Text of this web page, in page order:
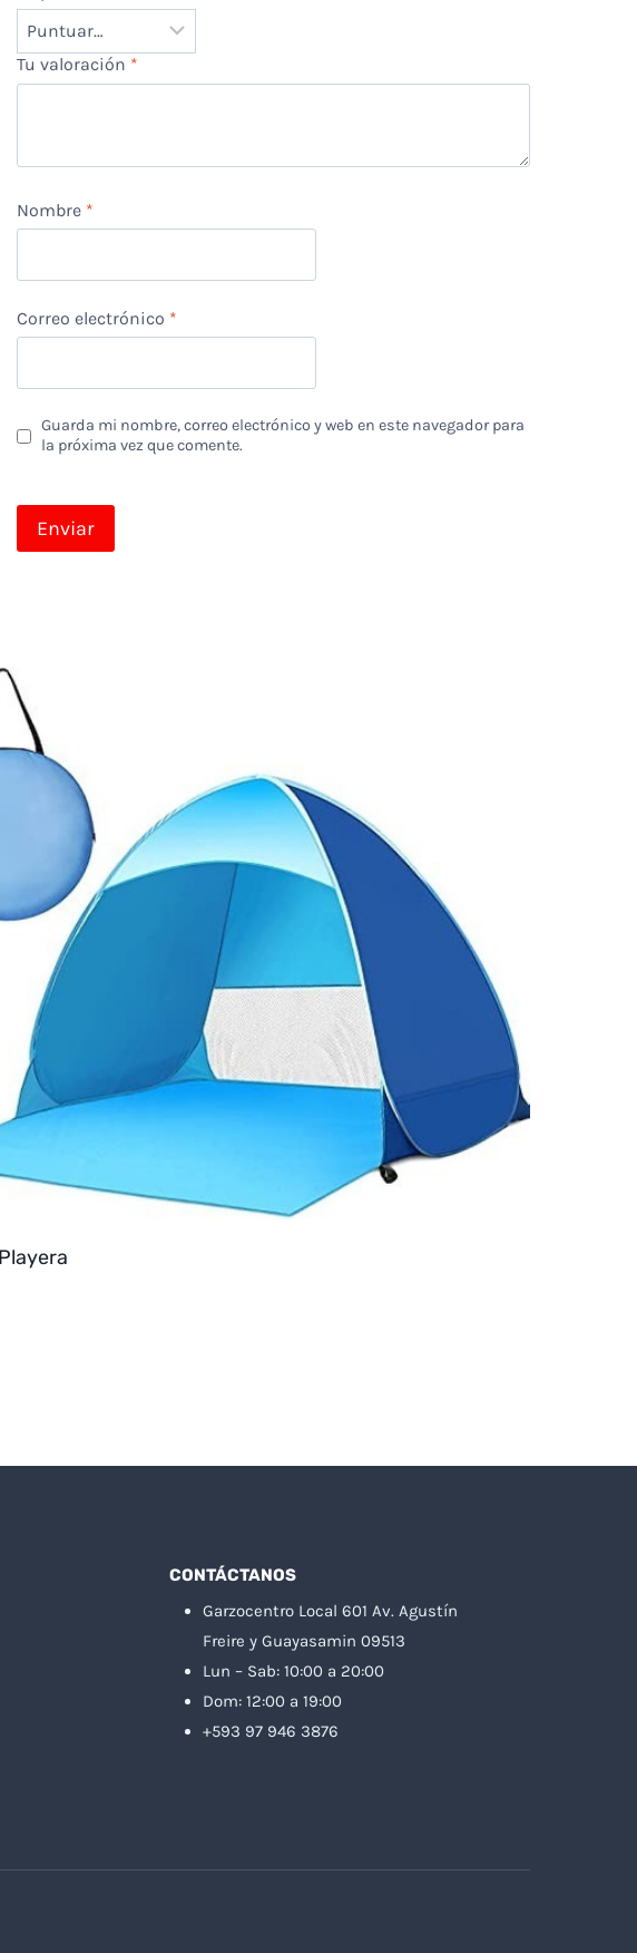
Tu valoración *
Nombre *
Correo electrónico *
Guarda mi nombre, correo electrónico y web en este navegador para
la próxima vez que comente.
CONTÁCTANOS
Garzocentro Local 601 Av. Agustín
Freire y Guayasamin 09513
Lun – Sab: 10:00 a 20:00
Dom: 12:00 a 19:00
+593 97 946 3876